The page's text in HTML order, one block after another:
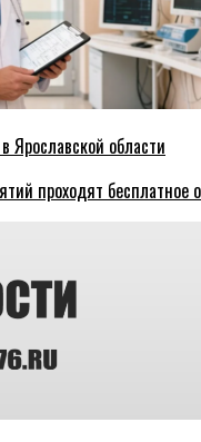
Ярославской области
проходят бесплатное